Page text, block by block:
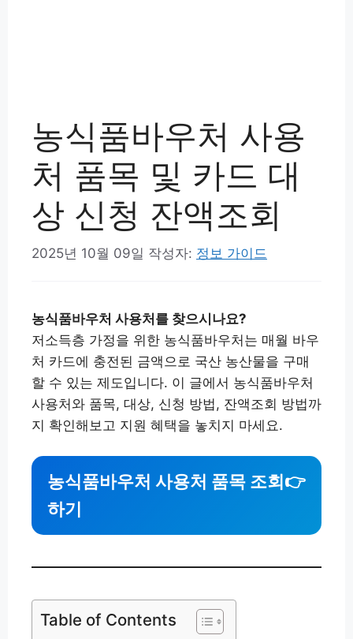
농식품바우처 사용
처 품목 및 카드 대
상 신청 잔액조회
2025년 10월 09일 작성자: 정보 가이드
농식품바우처 사용처를 찾으시나요?
저소득층 가정을 위한 농식품바우처는 매월 바우
처 카드에 충전된 금액으로 국산 농산물을 구매
할 수 있는 제도입니다. 이 글에서 농식품바우처
사용처와 품목, 대상, 신청 방법, 잔액조회 방법까
지 확인해보고 지원 혜택을 놓치지 마세요.
농식품바우처 사용처 품목 조회
하기
👉
Table of Contents